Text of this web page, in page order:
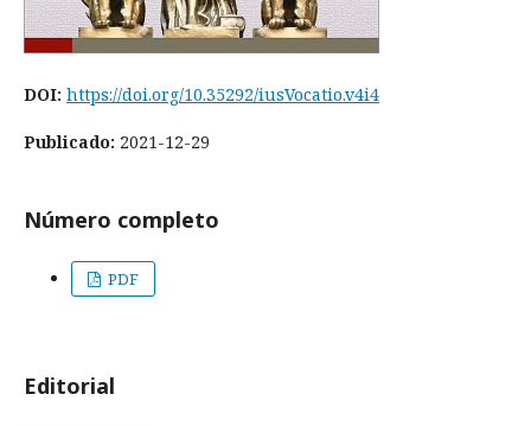
DOI: https://doi.org/10.35292/iusVocatio.v4i4
Publicado: 2021-12-29
Número completo
PDF
Editorial